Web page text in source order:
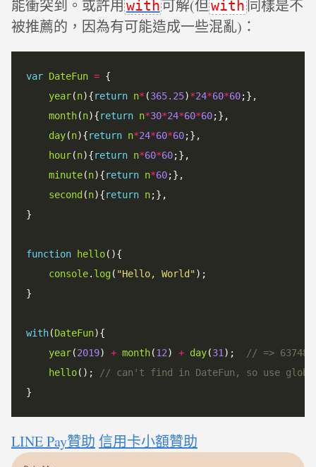
能衝突到。或許用 with可解(但with同樣是不
被推薦的，因為有可能造成一些混亂)：
var DateFun = {
year(n){return n* (365.25)*24*60*60;},
month(n){return n*30*24*60*60;},
day(n){return n*24*60*60;},
hour(n){return n*60*60;},
minute(n){return n*60;},
second (n){return n;},
}
function hello(){
console. log( "Hello, World");
}
with(DateFun){
year(2019) + month(12) + day(31 );
hello();
LINE Pay贊助 信用卡小額贊助